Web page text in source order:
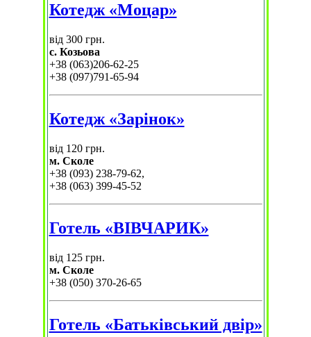
Котедж «Моцар»
від 300 грн.
с. Козьова
+38 (063)206-62-25
+38 (097)791-65-94
Котедж «Зарінок»
від 120 грн.
м. Сколе
+38 (093) 238-79-62,
+38 (063) 399-45-52
Готель «ВІВЧАРИК»
від 125 грн.
м. Сколе
+38 (050) 370-26-65
Готель «Батьківський двір»